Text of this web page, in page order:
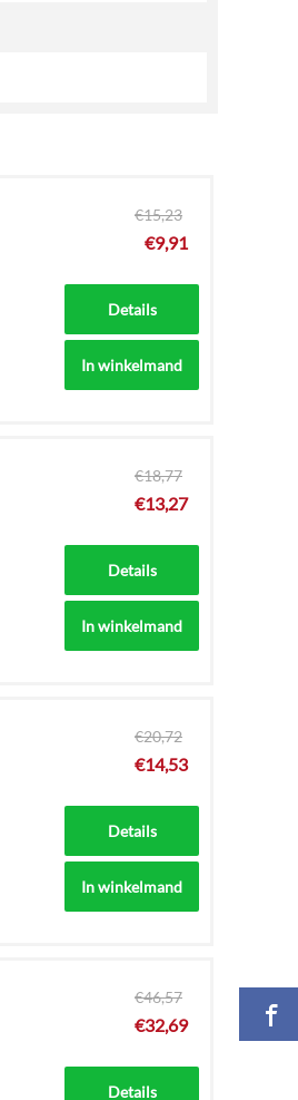
€15,23
€9,91
Details
In winkelmand
€18,77
€13,27
Details
In winkelmand
€20,72
€14,53
Details
In winkelmand
€46,57
€32,69
Details